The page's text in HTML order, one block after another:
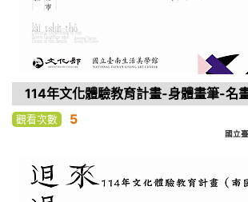
114年文化體驗教育計畫-身體畫筆-名
觀看次數 5
國立